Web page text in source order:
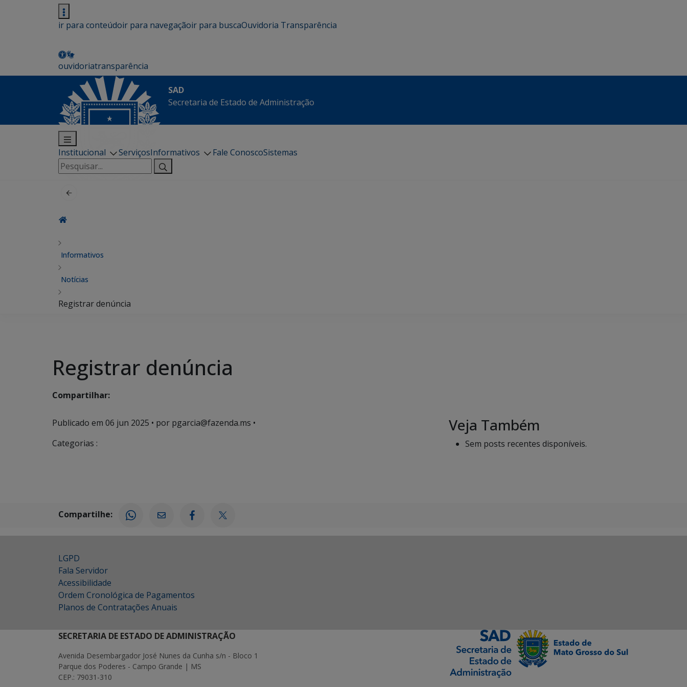
ir para conteúdoir para navegaçãoir para buscaOuvidoria Transparência
ouvidoriatransparência
SAD
Secretaria de Estado de Administração
Institucional ServiçosInformativos Fale ConoscoSistemas
Pesquisar
por:
Informativos
Notícias
Registrar denúncia
Registrar denúncia
Compartilhar:
Publicado em 06 jun 2025 • por pgarcia@fazenda.ms •
Categorias :
Veja Também
Sem posts recentes disponíveis.
Compartilhe:
LGPD
Fala Servidor
Acessibilidade
Ordem Cronológica de Pagamentos
Planos de Contratações Anuais
SECRETARIA DE ESTADO DE ADMINISTRAÇÃO
Avenida Desembargador José Nunes da Cunha s/n - Bloco 1
Parque dos Poderes - Campo Grande | MS
CEP.: 79031-310